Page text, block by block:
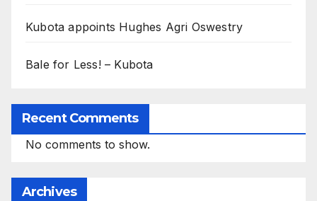
Kubota appoints Hughes Agri Oswestry
Bale for Less! – Kubota
Recent Comments
No comments to show.
Archives